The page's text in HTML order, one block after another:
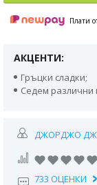
Плати
АКЦЕНТИ:
Гръцки сладки;
Седем различни
ДЖОРДЖО
733 ОЦЕНКИ